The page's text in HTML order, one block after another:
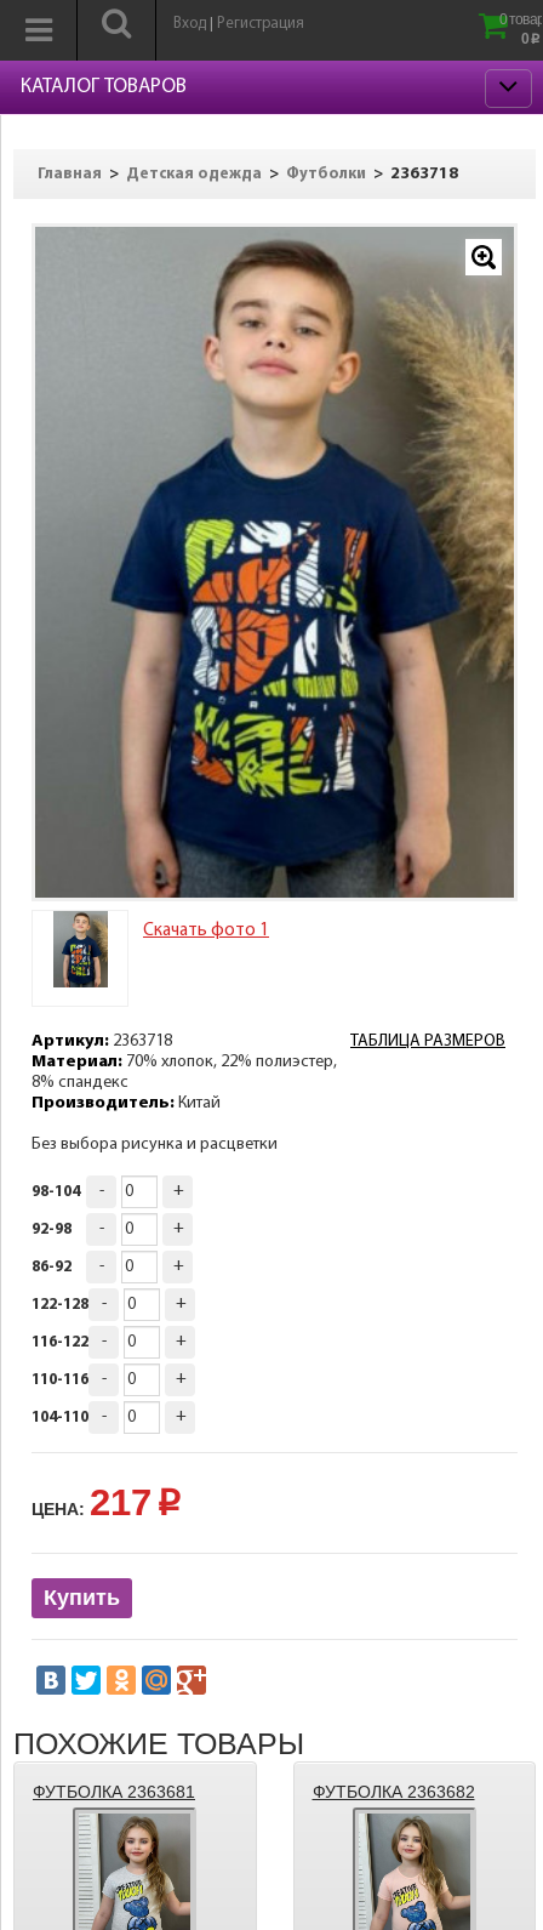
Вход Регистрация
0
0 p
КАТАЛОГ ТОВАРОВ
Главная > Детская одежда > Футболки > 2363718
Скачать фото 1
ТАБЛИЦА РАЗМЕРОВ
Артикул: 2363718
Материал: 70% хлопок, 22% полиэстер,
8% спандекс
Производитель: Китай
Без выбора рисунка и расцветки
98-104 - +
92-98 - +
86-92 - +
122-128 - +
116-122 - +
110-116 - +
104-110 - +
ЦЕНА: 217 p
Купить
ПОХОЖИЕ ТОВАРЫ
ФУТБОЛКА 2363681 ФУТБОЛКА 2363682